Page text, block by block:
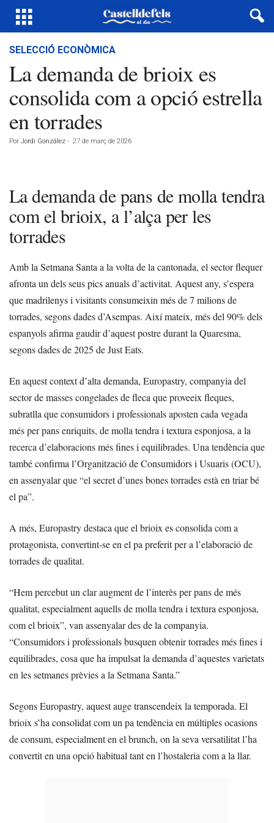
SELECCIÓ ECONÒMICA
La demanda de brioix es
consolida com a opció estrella
en torrades
Por Jordi González - 27 de març de 2026
La demanda de pans de molla tendra
com el brioix, a l’alça per les
torrades
Amb la Setmana Santa a la volta de la cantonada, el sector flequer
afronta un dels seus pics anuals d’activitat. Aquest any, s’espera
que madrilenys i visitants consumeixin més de 7 milions de
torrades, segons dades d’Asempas. Així mateix, més del 90% dels
espanyols afirma gaudir d’aquest postre durant la Quaresma,
segons dades de 2025 de Just Eats.
En aquest context d’alta demanda, Europastry, companyia del
sector de masses congelades de fleca que proveeix fleques,
subratlla que consumidors i professionals aposten cada vegada
més per pans enriquits, de molla tendra i textura esponjosa, a la
recerca d’elaboracions més fines i equilibrades. Una tendència que
també confirma l’Organització de Consumidors i Usuaris (OCU),
en assenyalar que “el secret d’unes bones torrades està en triar bé
el pa”.
A més, Europastry destaca que el brioix es consolida com a
protagonista, convertint-se en el pa preferit per a l’elaboració de
torrades de qualitat.
“Hem percebut un clar augment de l’interès per pans de més
qualitat, especialment aquells de molla tendra i textura esponjosa,
com el brioix”, van assenyalar des de la companyia.
“Consumidors i professionals busquen obtenir torrades més fines i
equilibrades, cosa que ha impulsat la demanda d’aquestes varietats
en les setmanes prèvies a la Setmana Santa.”
Segons Europastry, aquest auge transcendeix la temporada. El
brioix s’ha consolidat com un pa tendència en múltiples ocasions
de consum, especialment en el brunch, on la seva versatilitat l’ha
convertit en una opció habitual tant en l’hostaleria com a la llar.